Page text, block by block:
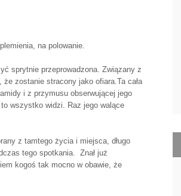
na polowanie.
sprytnie przeprowadzona. Związany z
zostanie stracony jako ofiara.Ta cała
i z przymusu obserwującej jego
wszystko widzi. Raz jego walące
z tamtego życia i miejsca, długo
tego spotkania. Znał już
kogoś tak mocno w obawie, że